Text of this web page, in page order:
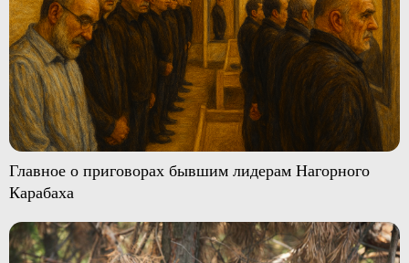
Главное о приговорах бывшим лидерам Нагорного
Карабаха